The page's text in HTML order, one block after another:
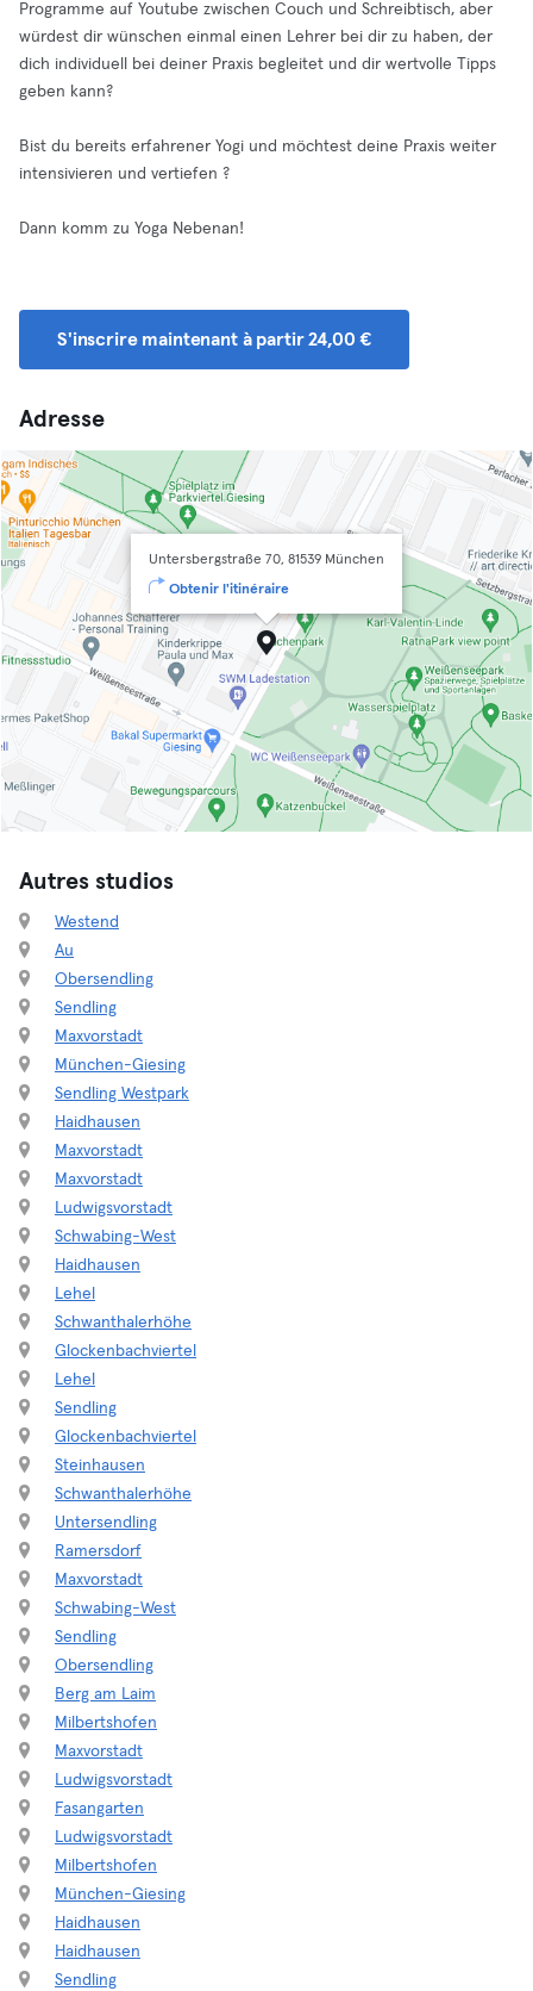
Programme auf Youtube zwischen Couch und Schreibtisch, aber
würdest dir wünschen einmal einen Lehrer bei dir zu haben, der
dich individuell bei deiner Praxis begleitet und dir wertvolle Tipps
geben kann?
Bist du bereits erfahrener Yogi und möchtest deine Praxis weiter
intensivieren und vertiefen ?
Dann komm zu Yoga Nebenan!
S'inscrire maintenant à partir 24,00 €
Adresse
Untersbergstraße 70, 81539 München
Obtenir l'itinéraire
Autres studios
Westend
Au
Obersendling
Sendling
Maxvorstadt
München-Giesing
Sendling Westpark
Haidhausen
Maxvorstadt
Maxvorstadt
Ludwigsvorstadt
Schwabing-West
Haidhausen
Lehel
Schwanthalerhöhe
Glockenbachviertel
Lehel
Sendling
Glockenbachviertel
Steinhausen
Schwanthalerhöhe
Untersendling
Ramersdorf
Maxvorstadt
Schwabing-West
Sendling
Obersendling
Berg am Laim
Milbertshofen
Maxvorstadt
Ludwigsvorstadt
Fasangarten
Ludwigsvorstadt
Milbertshofen
München-Giesing
Haidhausen
Haidhausen
Sendling